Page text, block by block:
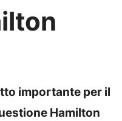
importante per il
Hamilton